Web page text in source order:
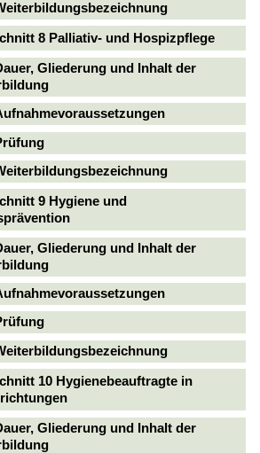
8 Palliativ- und Hospizpflege
Gliederung und Inhalt der
9 Hygiene und
Gliederung und Inhalt der
10 Hygienebeauftragte in
Gliederung und Inhalt der